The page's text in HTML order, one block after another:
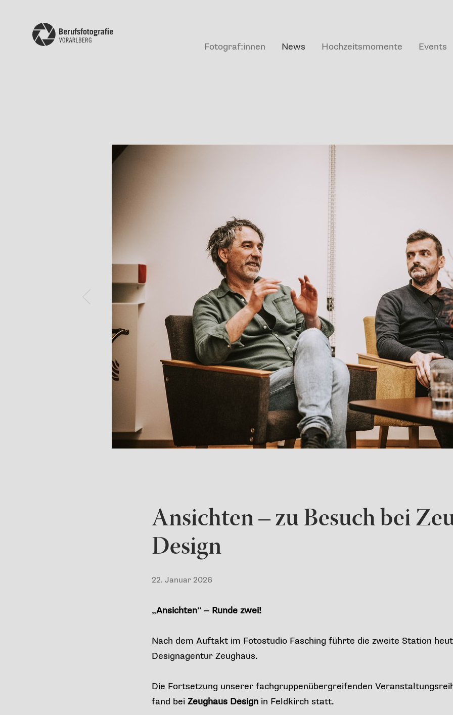
Fotograf:innen News Hochzeitsmomente Events
Previous
Ansichten – zu Besuch bei
Design
22. Januar 2026
„Ansichten“ – Runde zwei!
Nach dem Auftakt im Fotostudio Fasching führte die zweite Station
Designagentur Zeughaus.
Die Fortsetzung unserer fachgruppenübergreifenden
fand beiZeughaus Design in Feldkirch statt.